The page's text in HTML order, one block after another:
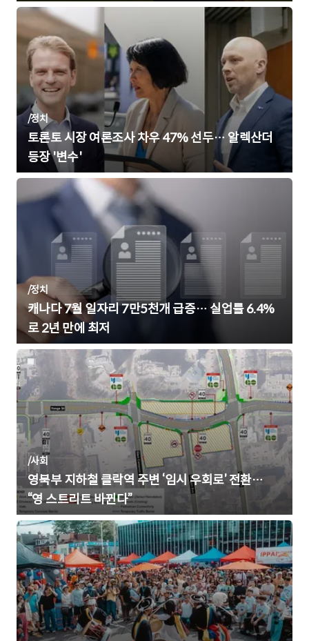
/정치
토론토 시장 여론조사 차우 47% 선두… 알렉산더
등장 '변수'
/정치
캐나다 7월 일자리 7만5천개 급증… 실업률 6.4%
로 2년 만에 최저
/사회
영북부 지하철 클락역 주변 ‘임시 우회로’ 전환…
“영 스트리트 바뀐다”